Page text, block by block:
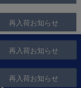
再入荷お知らせ
再入荷お知らせ
再入荷お知らせ